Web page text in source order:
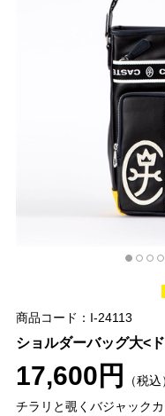
商品コード：I-24113
ショルダーバッグ大<
17,600円
（税込
チラリと覗くバジャック